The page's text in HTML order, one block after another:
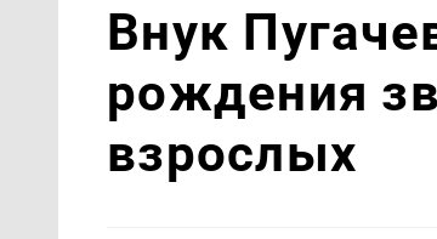
Внук
рождения
взрослых